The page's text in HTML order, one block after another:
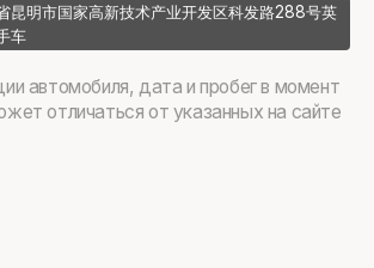
昆明市国家高新技术产业开发区科发路288号英
车
автомобиля, дата и пробег в момент
отличаться от указанных на сайте